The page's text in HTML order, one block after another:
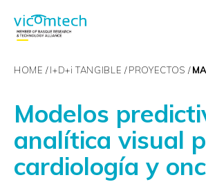
HOME I+D+i TANGIBLE PROYECTOS
Modelos
analítica visual
cardiología y